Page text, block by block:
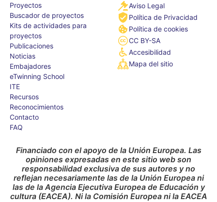
Proyectos
Buscador de proyectos
Kits de actividades para
proyectos
Publicaciones
Noticias
Embajadores
eTwinning School
ITE
Recursos
Reconocimientos
Contacto
FAQ
Aviso Legal
Política de Privacidad
Política de cookies
CC BY-SA
Accesibilidad
Mapa del sitio
Financiado con el apoyo de la Unión Europea. Las
opiniones expresadas en este sitio web son
responsabilidad exclusiva de sus autores y no
reflejan necesariamente las de la Unión Europea ni
las de la Agencia Ejecutiva Europea de Educación y
cultura (EACEA). Ni la Comisión Europea ni la EACEA